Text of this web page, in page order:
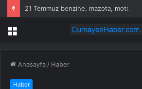
Menü
Anasayfa / Haber
Haber